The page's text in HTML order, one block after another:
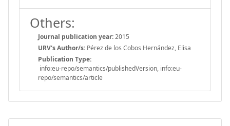
Others:
Journal publication year:2015
URV's Author/s: Pérez de los Cobos Hernández, Elisa
Publication Type:
info:eu-repo/semantics/publishedVersion, info:eu-
repo/semantics/article